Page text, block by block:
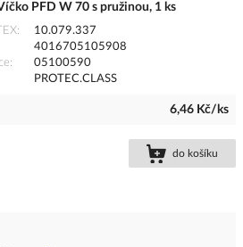
PFD W 70 s pružinou, 1 ks
10.079.337
4016705105908
05100590
PROTEC.CLASS
6,46 Kč/ks
do košíku